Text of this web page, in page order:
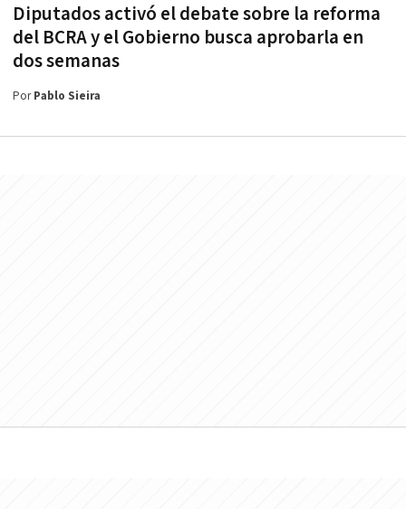
Diputados activó el debate sobre la reforma
del BCRA y el Gobierno busca aprobarla en
dos semanas
PorPablo Sieira